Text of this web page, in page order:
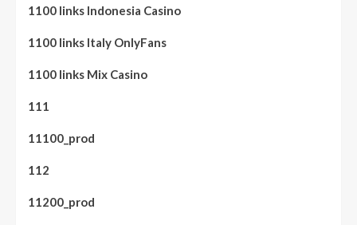
1100 links Indonesia Casino
1100 links Italy OnlyFans
1100 links Mix Casino
111
11100_prod
112
11200_prod